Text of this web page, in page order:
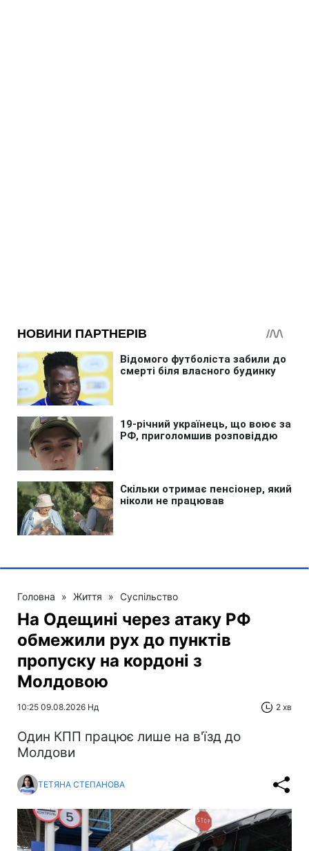
Головна » Життя » Суспільство
На Одещині через атаку РФ
обмежили рух до пунктів
пропуску на кордоні з
Молдовою
10:25 09.08.2026 Нд 2 хв
Один КПП працює лише на в'їзд до
Молдови
ТЕТЯНА СТЕПАНОВА